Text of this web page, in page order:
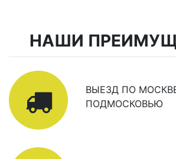
НАШИ
ВЫЕЗД ПО
ПОДМОСКОВЬЮ